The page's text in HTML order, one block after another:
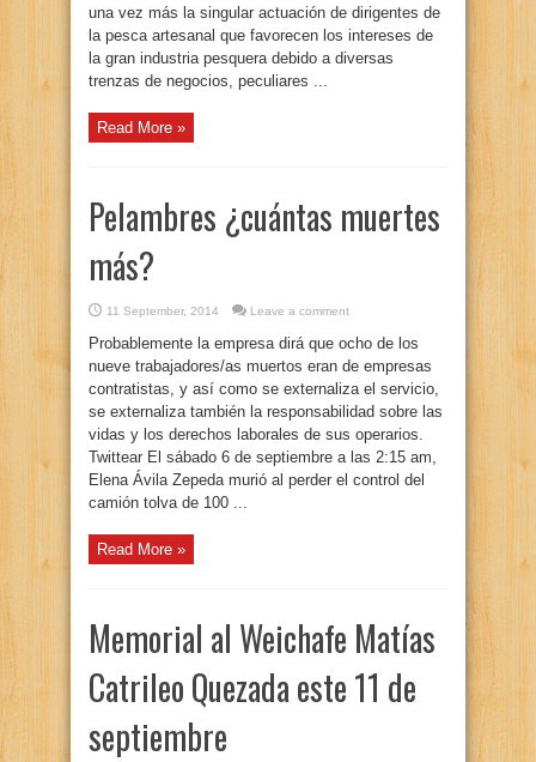
una vez más la singular actuación de dirigentes de
la pesca artesanal que favorecen los intereses de
la gran industria pesquera debido a diversas
trenzas de negocios, peculiares ...
Read More »
Pelambres ¿cuántas muertes
más?
11 September, 2014 Leave a comment
Probablemente la empresa dirá que ocho de los
nueve trabajadores/as muertos eran de empresas
contratistas, y así como se externaliza el servicio,
se externaliza también la responsabilidad sobre las
vidas y los derechos laborales de sus operarios.
Twittear El sábado 6 de septiembre a las 2:15 am,
Elena Ávila Zepeda murió al perder el control del
camión tolva de 100 ...
Read More »
Memorial al Weichafe Matías
Catrileo Quezada este 11 de
septiembre